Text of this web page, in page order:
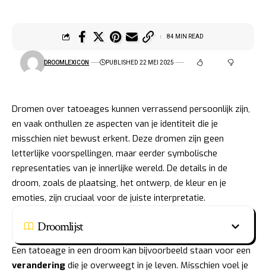
DROOMLEXICON PUBLISHED 22 MEI 2025
84 MIN READ
Dromen over tatoeages kunnen verrassend persoonlijk zijn,
en vaak onthullen ze aspecten van je identiteit die je
misschien niet bewust erkent. Deze dromen zijn geen
letterlijke voorspellingen, maar eerder symbolische
representaties van je innerlijke wereld. De details in de
droom, zoals de plaatsing, het ontwerp, de kleur en je
emoties, zijn cruciaal voor de juiste interpretatie.
Droomlijst
Een tatoeage in een droom kan bijvoorbeeld staan voor een
verandering die je overweegt in je leven. Misschien voel je